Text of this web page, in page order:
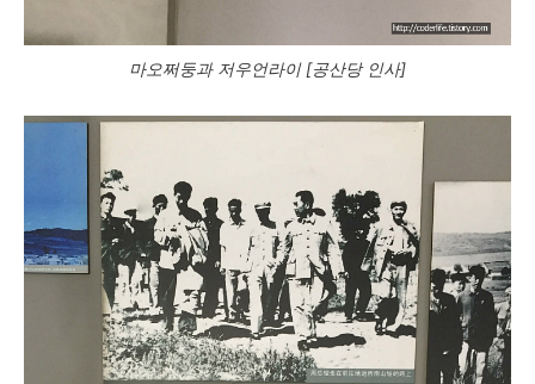
마오쩌둥과 저우언라이 [공산당 인사]